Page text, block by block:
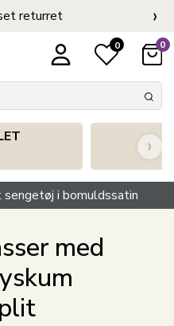
returret ›
0 0
›
i bomuldssatin
med